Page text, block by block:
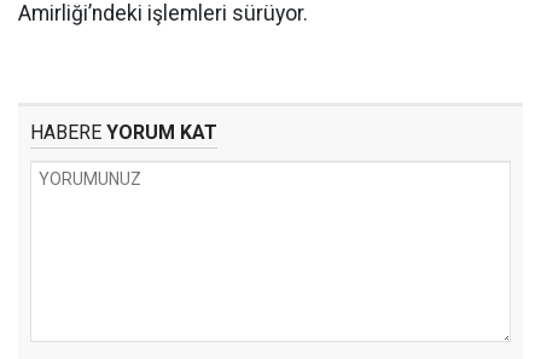
Amirliği’ndeki işlemleri sürüyor.
HABERE YORUM KAT